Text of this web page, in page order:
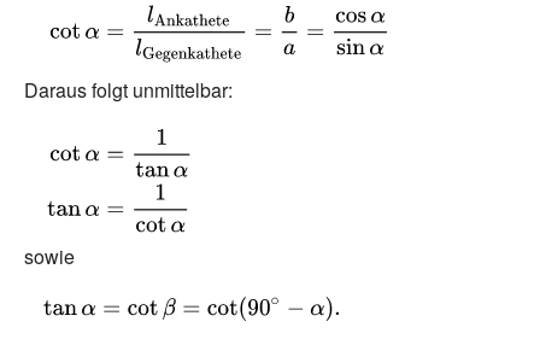
&={\frac
{l_{\text{Gegenkathete}}}
{l_{\text{Ankathete}}}}=
{\frac {a}{b}}={\frac {\sin
\alpha }{\cos \alpha }}\\\cot
\alpha &={\frac
{l_{\text{Ankathete}}}
{l_{\text{Gegenkathete}}}}=
{\frac {b}{a}}={\frac {\cos
\alpha }{\sin \alpha
Daraus folgt unmittelbar:
{\displaystyle
{\begin{aligned}\cot
\alpha &={\frac {1}
{\tan \alpha }}\\\tan
\alpha &={\frac {1}
{\cot \alpha
}}\end{aligned}}}
sowie
{\displaystyle